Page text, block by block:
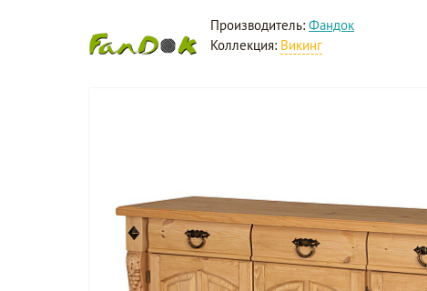
Производитель: Фандок
Коллекция: Викинг